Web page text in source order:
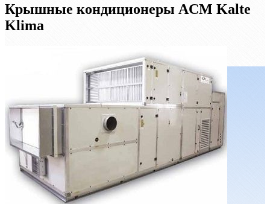
Крышные кондиционеры ACM Kalte
Klima